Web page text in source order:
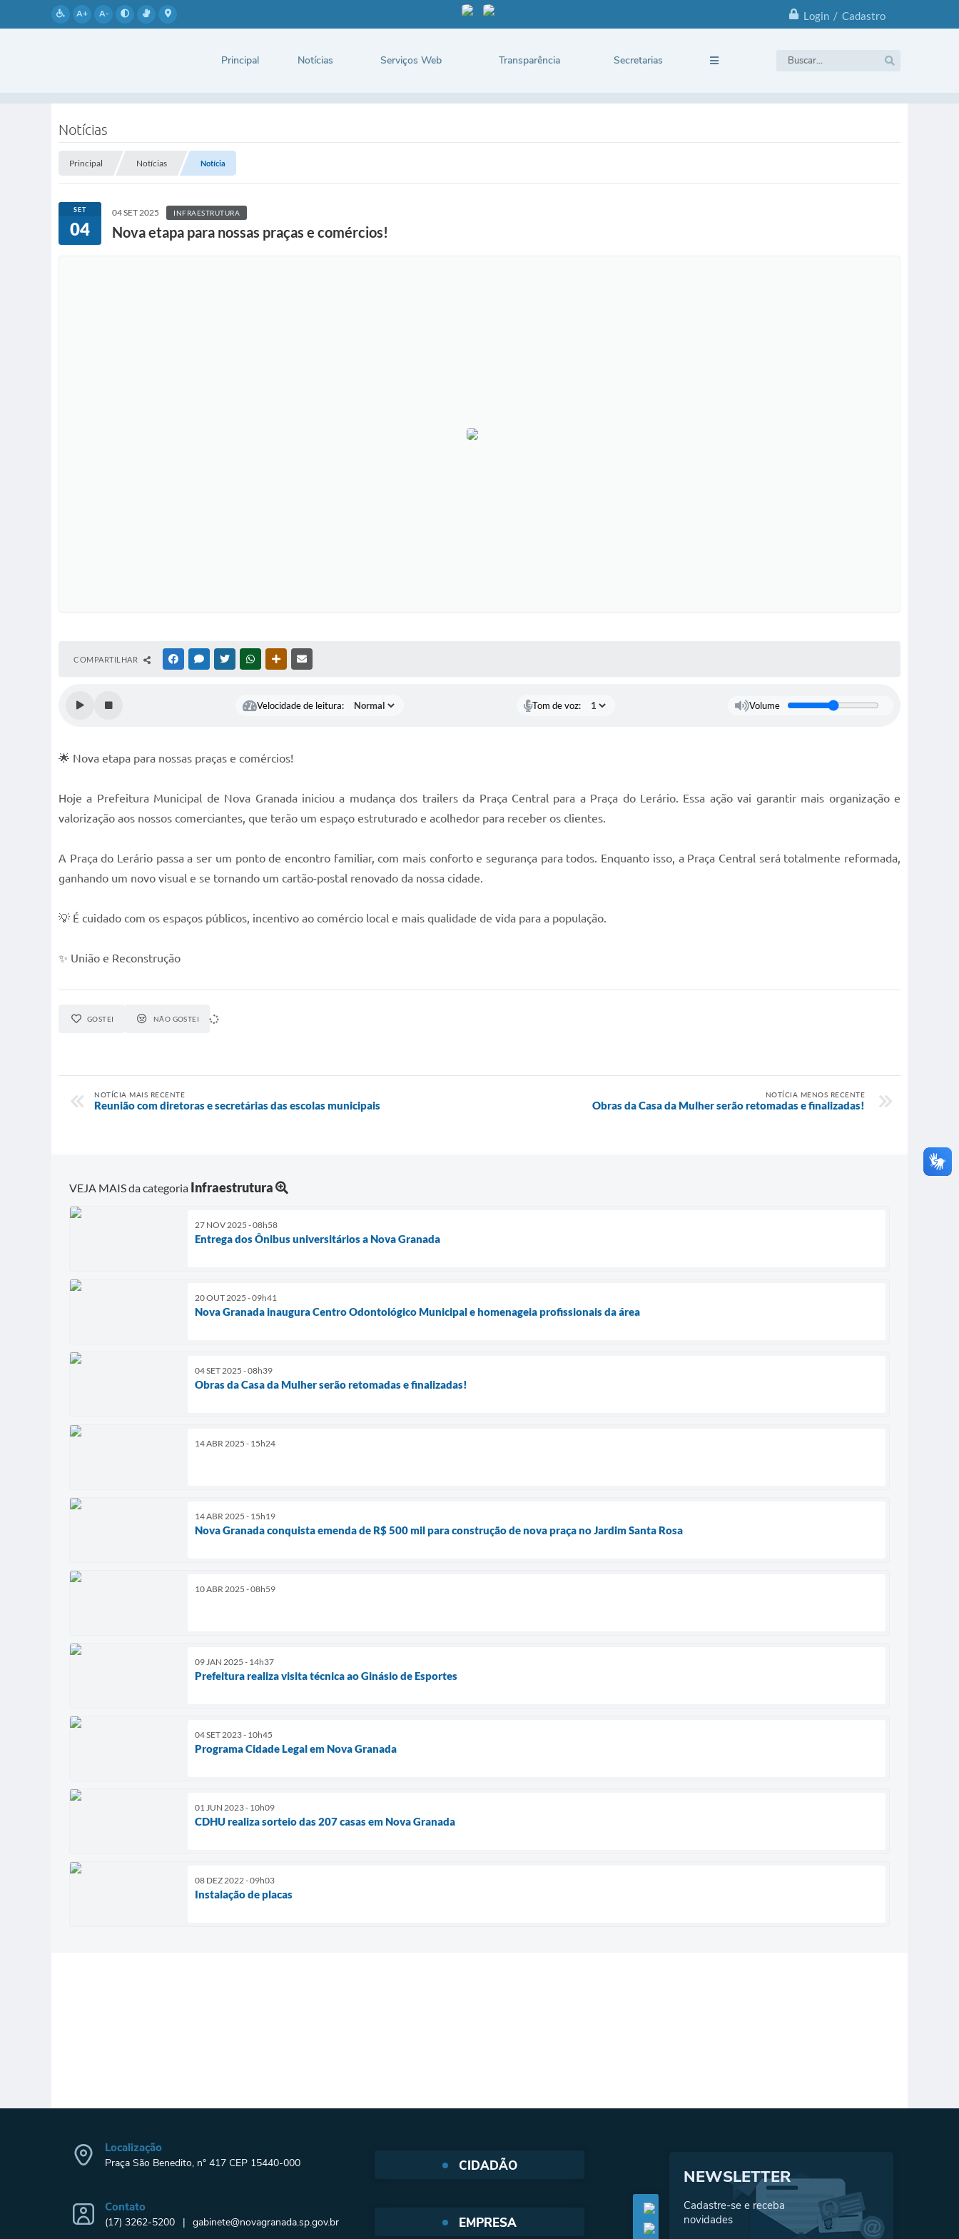
Login / Cadastro
A+ A-
Principal Notícias Serviços Web Transparência Secretarias
Notícias
Principal Notícias Notícia
SET
04
04 SET 2025 INFRAESTRUTURA
Nova etapa para nossas praças e comércios!
COMPARTILHAR FACEBOOKMESSENGER
TWITTERWHATSAPPOUTRAS MÍDIAS
Velocidade de leitura: Tom de voz: Volume
🌟 Nova etapa para nossas praças e comércios!
Hoje a Prefeitura Municipal de Nova Granada iniciou a mudança dos trailers da Praça Central para a Praça do Lerário. Essa ação vai garantir mais organização e
valorização aos nossos comerciantes, que terão um espaço estruturado e acolhedor para receber os clientes.
A Praça do Lerário passa a ser um ponto de encontro familiar, com mais conforto e segurança para todos. Enquanto isso, a Praça Central será totalmente reformada,
ganhando um novo visual e se tornando um cartão-postal renovado da nossa cidade.
💡 É cuidado com os espaços públicos, incentivo ao comércio local e mais qualidade de vida para a população.
✨ União e Reconstrução
GOSTEI NÃO GOSTEI
NOTÍCIA MAIS RECENTE
Reunião com diretoras e secretárias das escolas municipais
NOTÍCIA MENOS RECENTE
Obras da Casa da Mulher serão retomadas e finalizadas!
VEJA MAIS da categoria Infraestrutura
27 NOV 2025 - 08h58
Entrega dos Ônibus universitários a Nova Granada
20 OUT 2025 - 09h41
Nova Granada inaugura Centro Odontológico Municipal e homenageia profissionais da área
04 SET 2025 - 08h39
Obras da Casa da Mulher serão retomadas e finalizadas!
14 ABR 2025 - 15h24
14 ABR 2025 - 15h19
Nova Granada conquista emenda de R$ 500 mil para construção de nova praça no Jardim Santa Rosa
10 ABR 2025 - 08h59
09 JAN 2025 - 14h37
Prefeitura realiza visita técnica ao Ginásio de Esportes
04 SET 2023 - 10h45
Programa Cidade Legal em Nova Granada
01 JUN 2023 - 10h09
CDHU realiza sorteio das 207 casas em Nova Granada
08 DEZ 2022 - 09h03
Instalação de placas
Localização
Praça São Benedito, n° 417 CEP 15440-000
Contato
(17) 3262-5200 gabinete@novagranada.sp.gov.br
CIDADÃO
SIC - Serviço de Informação ao
EMPRESA
NEWSLETTER
Cadastre-se e receba
novidades